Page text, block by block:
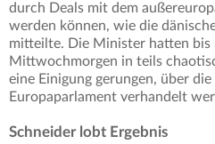
durch Deals mit dem
werden können, wie die
mitteilte. Die Minister hatten bis
Mittwochmorgen in teils
eine Einigung gerungen, über
Europaparlament verhandelt
Schneider lobt Ergebnis